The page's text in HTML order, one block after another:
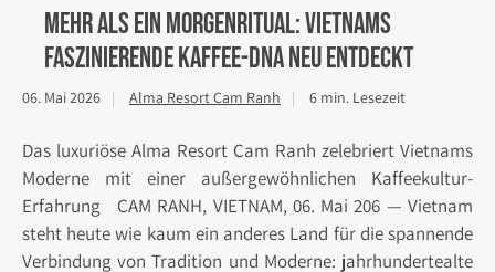
Mehr als ein Morgenritual: Vietnams
faszinierende Kaffee-DNA neu entdeckt
06. Mai 2026 Alma Resort Cam Ranh 6 min. Lesezeit
Das luxuriöse Alma Resort Cam Ranh zelebriert Vietnams
Moderne mit einer außergewöhnlichen Kaffeekultur-
Erfahrung CAM RANH, VIETNAM, 06. Mai 206 — Vietnam
steht heute wie kaum ein anderes Land für die spannende
Verbindung von Tradition und Moderne: jahrhundertealte